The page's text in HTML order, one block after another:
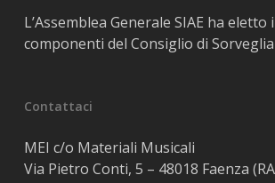
L’Assemblea Generale SIAE ha eletto
componenti del Consiglio di
Contattaci
MEI c/o Materiali Musicali
Via Pietro Conti, 5 – 48018 Faenza